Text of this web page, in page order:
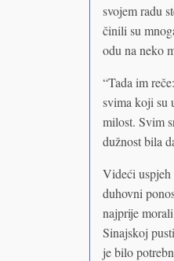
svojem radu
činili su
odu na neko
“Tada im
svima koji su
milost. Svim
dužnost bila
Videći uspjeh
duhovni
najprije
Sinajskoj
je bilo